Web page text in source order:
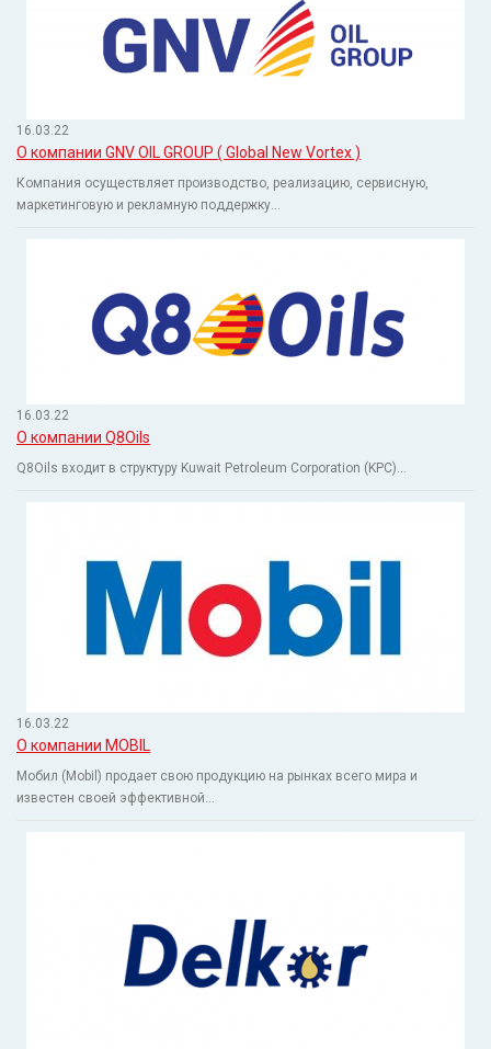
16.03.22
О компании GNV OIL GROUP ( Global New Vortex )
Компания осуществляет производство, реализацию, сервисную,
маркетинговую и рекламную поддержку...
16.03.22
О компании Q8Oils
Q8Oils входит в структуру Kuwait Petroleum Corporation (KPC)...
16.03.22
О компании MOBIL
Мобил (Mobil) продает свою продукцию на рынках всего мира и
известен своей эффективной...